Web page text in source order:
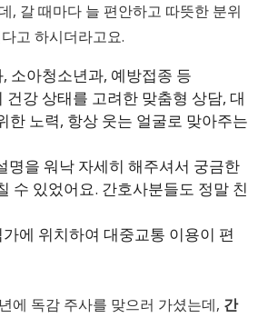
, 갈 때마다 늘 편안하고 따뜻한 분위
고 하시더라고요.
, 소아청소년과, 예방접종 등
건강 상태를 고려한 맞춤형 상담, 대
한 노력, 항상 웃는 얼굴로 맞아주는
명을 워낙 자세히 해주셔서 궁금한
수 있었어요. 간호사분들도 정말 친
에 위치하여 대중교통 이용이 편
에 독감 주사를 맞으러 가셨는데, 간